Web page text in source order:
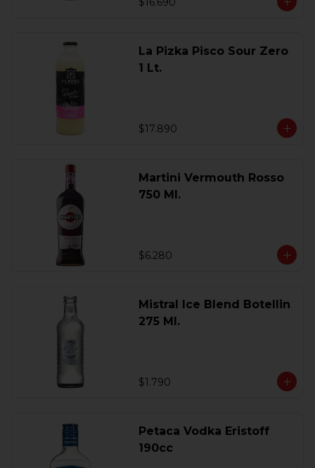
La Pizka Pisco Sour Zero
1 Lt.
$17.890
Martini Vermouth Rosso
750 Ml.
$6.280
Mistral Ice Blend Botellin
275 Ml.
$1.790
Petaca Vodka Eristoff
190cc